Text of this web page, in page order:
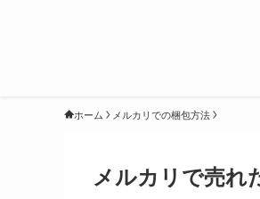
ホーム メルカリでの梱包方法
メルカリで売れ